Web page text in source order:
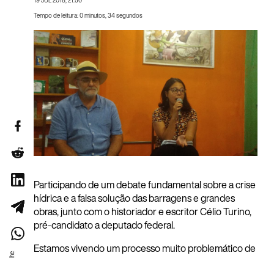
Tempo de leitura: 0 minutos, 34 segundos
Participando de um debate fundamental sobre a crise
hídrica e a falsa solução das barragens e grandes
obras, junto com o historiador e escritor Célio Turino,
pré-candidato a deputado federal.
Estamos vivendo um processo muito problemático de